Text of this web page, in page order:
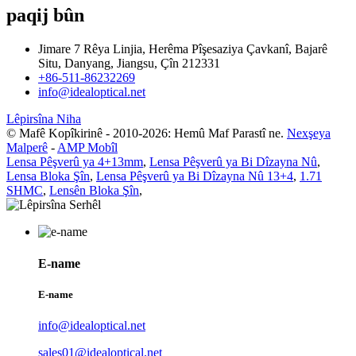
paqij bûn
Jimare 7 Rêya Linjia, Herêma Pîşesaziya Çavkanî, Bajarê
Situ, Danyang, Jiangsu, Çîn 212331
+86-511-86232269
info@idealoptical.net
Lêpirsîna Niha
© Mafê Kopîkirinê - 2010-2026: Hemû Maf Parastî ne. Nexşeya
Malperê - AMP Mobîl
Lensa Pêşverû ya 4+13mm, Lensa Pêşverû ya Bi Dîzayna Nû,
Lensa Bloka Şîn, Lensa Pêşverû ya Bi Dîzayna Nû 13+4, 1.71
SHMC, Lensên Bloka Şîn,
E-name
E-name
info@idealoptical.net
sales01@idealoptical.net